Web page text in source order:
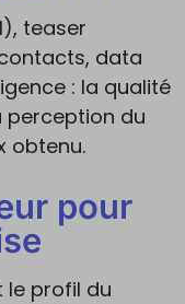
teaser
data
: la qualité
perception du
obtenu.
pour
le profil du